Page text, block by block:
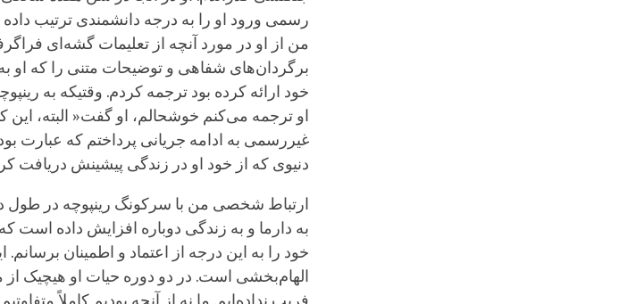
رسمی ورود او را به درجه دانشمندی ترتیب
من از او در مورد آنچه از تعلیمات گشه‌ای
برگردان‌های شفاهی و توضیحات متنی را که او
خود ارائه کرده بود ترجمه کردم. وقتیکه به
او ترجمه می‌کنم خوشحالم، او گفت« البته،
غیررسمی به ادامه جریانی پرداختم که عبارت
دنیوی که از خود او در زندگی پیشینش دریافت
ارتباط شخصی من با سرکونگ رینپوچه در طول
به دارما و به زندگی دوباره افزایش داده است
خود را به این درجه از اعتماد و اطمینان
الهام‌بخشی است. در دو دوره حیات او هیچیک از